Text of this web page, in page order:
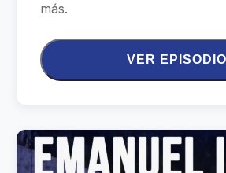
más.
VER EPISODIO